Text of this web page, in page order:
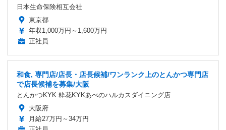
日本生命保険相互会社
東京都
年収1,000万円～1,600万円
正社員
和食, 専門店/店長・店長候補/ワンランク上のとんかつ専門店
で店長候補を募集/大阪
とんかつKYK 粋花KYKあべのハルカスダイニング店
大阪府
月給27万円～34万円